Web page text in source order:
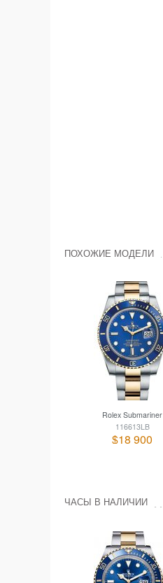
ПОХОЖИЕ МОДЕЛИ
Rolex Submariner
116613LB
$18 900
ЧАСЫ В НАЛИЧИИ